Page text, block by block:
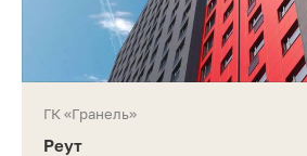
ГК «Гранель»
Реут